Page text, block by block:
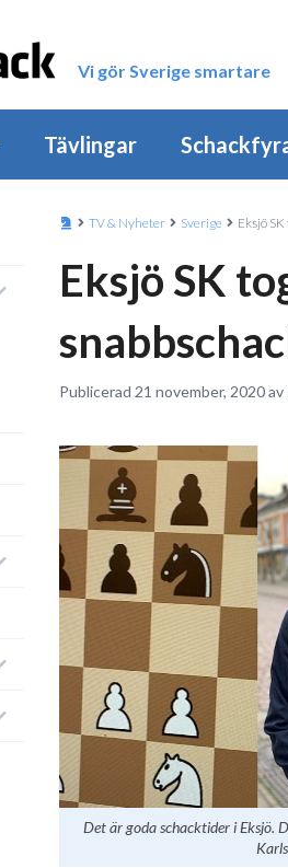
Vi gör Sverige smartare
Tävlingar
TV & Nyheter Sverige Eksjö
Eksjö SK
Publicerad 21 november, 2020 av
Det är goda schacktider i Eksjö.